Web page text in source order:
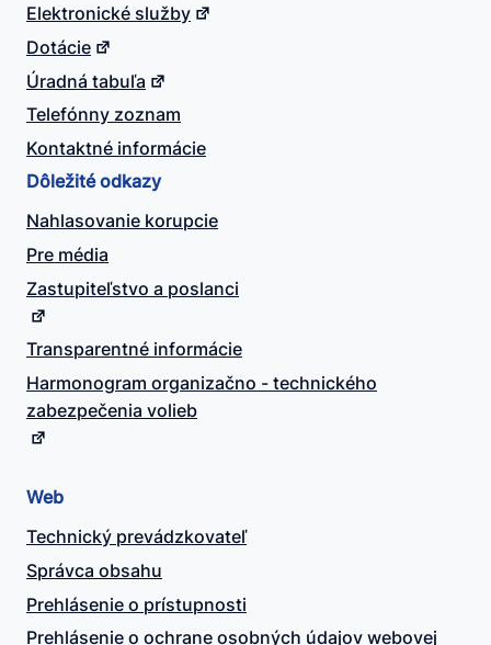
Elektronické služby
Dotácie
Úradná tabuľa
Telefónny zoznam
Kontaktné informácie
Dôležité odkazy
Nahlasovanie korupcie
Pre média
Zastupiteľstvo a poslanci
Transparentné informácie
Harmonogram organizačno - technického
zabezpečenia volieb
Web
Technický prevádzkovateľ
Správca obsahu
Prehlásenie o prístupnosti
Prehlásenie o ochrane osobných údajov webovej